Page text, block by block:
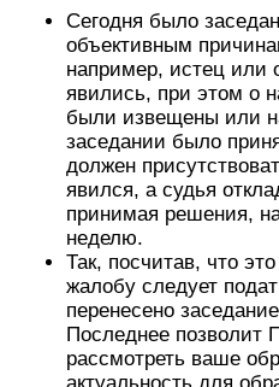
Сегодня было
объективным
например, истец или
явились, при этом о
были извещены или
заседании было
должен
явился, а судья
принимая решения,
неделю.
Так, посчитав, что
жалобу следует
перенесено
Последнее позволит
рассмотреть ваше
актуальность для